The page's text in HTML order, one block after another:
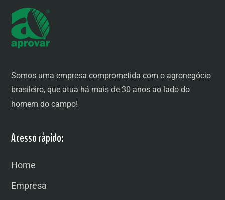
Somos uma empresa comprometida com o agronegócio
brasileiro, que atua há mais de 30 anos ao lado do
homem do campo!
Acesso rápido:
Home
Empresa